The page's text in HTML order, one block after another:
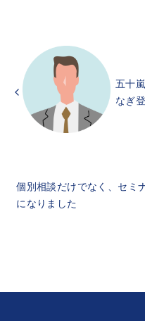
五十
なぎ
個別相談だけでなく、セミ
になりました